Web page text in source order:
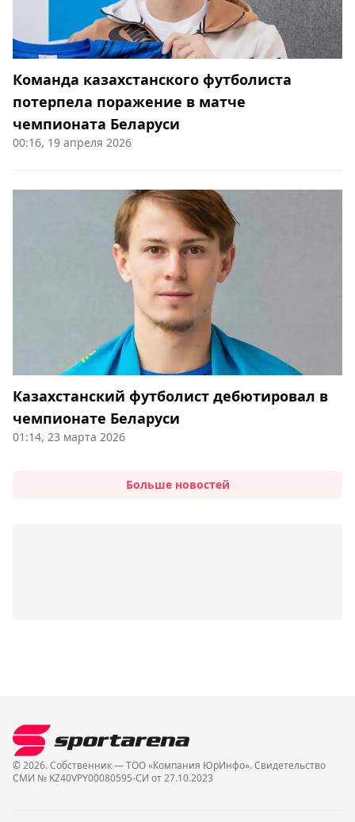
Команда казахстанского футболиста
потерпела поражение в матче
чемпионата Беларуси
00:16, 19 апреля 2026
Казахстанский футболист дебютировал в
чемпионате Беларуси
01:14, 23 марта 2026
Больше новостей
© 2026. Собственник — ТОО «Компания ЮрИнфо». Cвидетельство
СМИ № KZ40VPY00080595-СИ от 27.10.2023